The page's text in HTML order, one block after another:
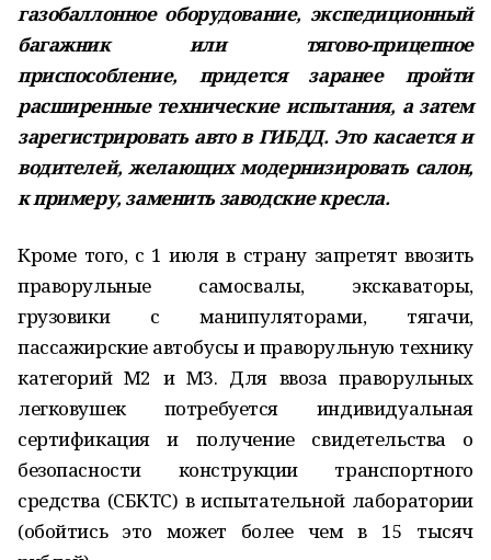
газобаллонное оборудование, экспедиционный
багажник или тягово-прицепное
приспособление, придется заранее пройти
расширенные технические испытания, а затем
зарегистрировать авто в ГИБДД. Это касается и
водителей, желающих модернизировать салон,
к примеру, заменить заводские кресла.
Кроме того, с 1 июля в страну запретят ввозить
праворульные самосвалы, экскаваторы,
грузовики с манипуляторами, тягачи,
пассажирские автобусы и праворульную технику
категорий М2 и М3. Для ввоза праворульных
легковушек потребуется индивидуальная
сертификация и получение свидетельства о
безопасности конструкции транспортного
средства (СБКТС) в испытательной лаборатории
(обойтись это может более чем в 15 тысяч